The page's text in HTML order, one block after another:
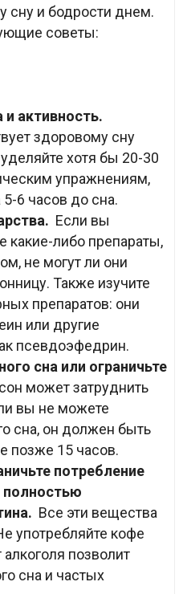
сну и бодрости днем.
советы:
и активность.
здоровому сну
хотя бы 20-30
упражнениям,
6 часов до сна.
Если вы
какие-либо препараты,
не могут ли они
Также изучите
препаратов: они
или другие
псевдоэфедрин.
сна или ограничьте
может затруднить
вы не можете
сна, он должен быть
позже 15 часов.
потребление
полностью
Все эти вещества
употребляйте кофе
позволит
сна и частых